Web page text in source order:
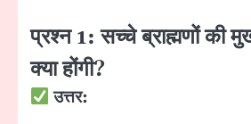
प्रश्न 1: सच्चे ब्राह्मणों की
क्या होंगी?
उत्तर: